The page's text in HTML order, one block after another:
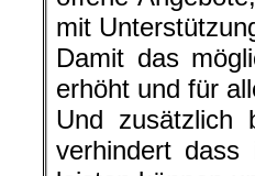
mit
Damit das
erhöht und für
Und zusätzlich
verhindert dass